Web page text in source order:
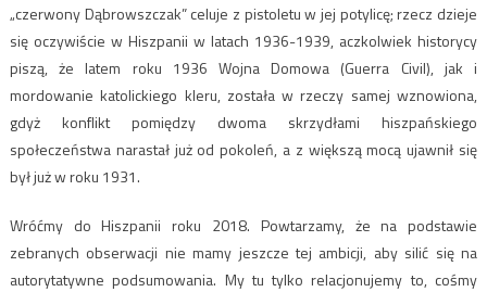
„czerwony Dąbrowszczak” celuje z pistoletu w jej potylicę; rzecz dzieje
się oczywiście w Hiszpanii w latach 1936-1939, aczkolwiek historycy
piszą, że latem roku 1936 Wojna Domowa (Guerra Civil), jak i
mordowanie katolickiego kleru, została w rzeczy samej wznowiona,
gdyż konflikt pomiędzy dwoma skrzydłami hiszpańskiego
społeczeństwa narastał już od pokoleń, a z większą mocą ujawnił się
był już w roku 1931.
Wróćmy do Hiszpanii roku 2018. Powtarzamy, że na podstawie
zebranych obserwacji nie mamy jeszcze tej ambicji, aby silić się na
autorytatywne podsumowania. My tu tylko relacjonujemy to, cośmy